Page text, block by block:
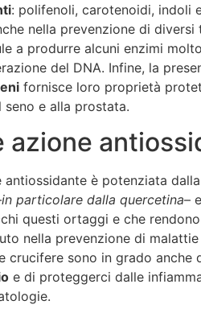
: polifenoli, carotenoidi, indoli
nella prevenzione di diversi
a produrre alcuni enzimi
del DNA. Infine, la
fornisce loro proprietà
e alla prostata.
azione
antiossidante è potenziata
in particolare dalla quercetina–
questi ortaggi e che
nella prevenzione di
crucifere sono in grado anche
e di proteggerci dalle